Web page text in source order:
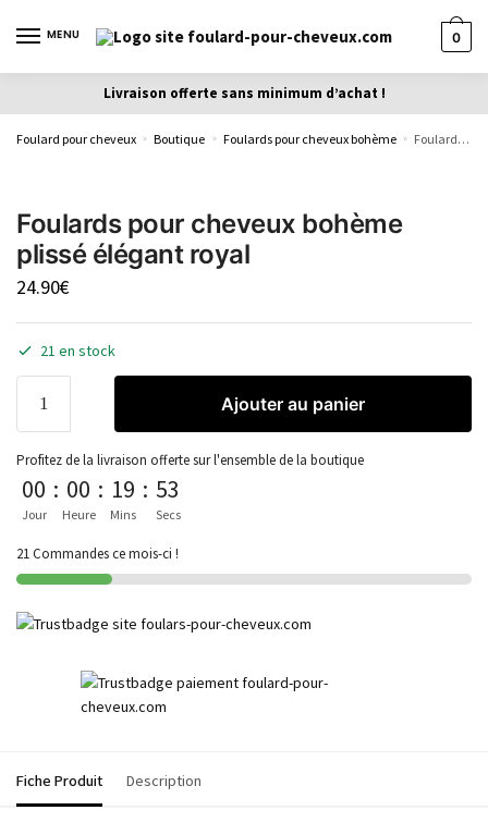
MENU 0
Livraison offerte sans minimum d’achat !
Foulard pour cheveux » Boutique » Foulards pour cheveux bohème » Foulards pour cheveux bohème plissé élégant royal
Foulards pour cheveux bohème
plissé élégant royal
24.90€
21 en stock
Ajouter au panier
Profitez de la livraison offerte sur l'ensemble de la boutique
00
Jour
: 00
Heure
: 19
Mins
: 53
Secs
21 Commandes ce mois-ci !
Fiche Produit Description